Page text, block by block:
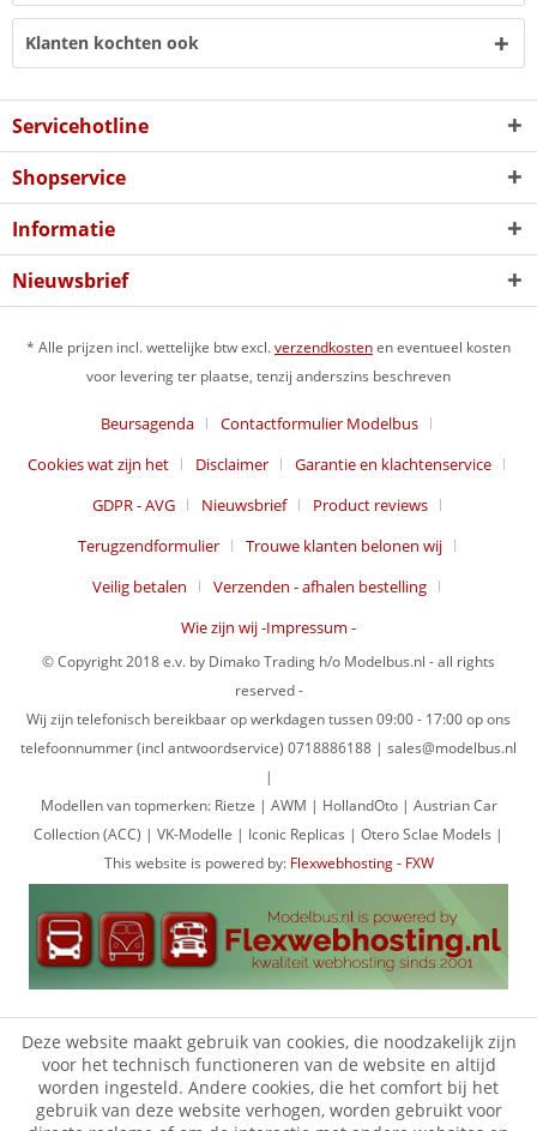
Klanten kochten ook
Servicehotline
Shopservice
Informatie
Nieuwsbrief
* Alle prijzen incl. wettelijke btw excl.verzendkostenen eventueel kosten
voor levering ter plaatse, tenzij anderszins beschreven
Beursagenda
Contactformulier Modelbus
Cookies wat zijn het
Disclaimer
Garantie en klachtenservice
GDPR - AVG
Nieuwsbrief
Product reviews
Terugzendformulier
Trouwe klanten belonen wij
Veilig betalen
Verzenden - afhalen bestelling
Wie zijn wij -Impressum -
© Copyright 2018 e.v. by Dimako Trading h/o Modelbus.nl - all rights
reserved -
Wij zijn telefonisch bereikbaar op werkdagen tussen 09:00 - 17:00 op ons
telefoonnummer (incl antwoordservice) 0718886188 | sales@modelbus.nl
|
Modellen van topmerken: Rietze | AWM | HollandOto | Austrian Car
Collection (ACC) | VK-Modelle | Iconic Replicas | Otero Sclae Models |
This website is powered by: Flexwebhosting - FXW
Deze website maakt gebruik van cookies, die noodzakelijk zijn
voor het technisch functioneren van de website en altijd
worden ingesteld. Andere cookies, die het comfort bij het
gebruik van deze website verhogen, worden gebruikt voor